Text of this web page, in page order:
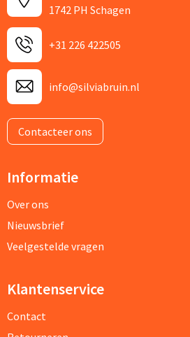
1742 PH Schagen
+31 226 422505
info@silviabruin.nl
Contacteer ons
Informatie
Over ons
Nieuwsbrief
Veelgestelde vragen
Klantenservice
Contact